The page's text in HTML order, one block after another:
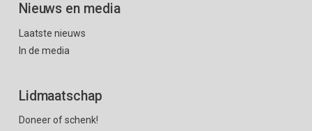
Nieuws en media
Laatste nieuws
In de media
Lidmaatschap
Doneer of schenk!